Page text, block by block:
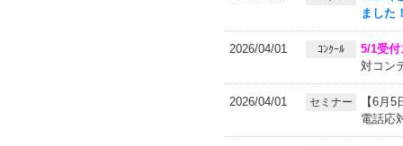
ました
2026/04/01 ｺﾝｸｰﾙ
5/1受
対コン
2026/04/01 セミナー
【6月
電話応